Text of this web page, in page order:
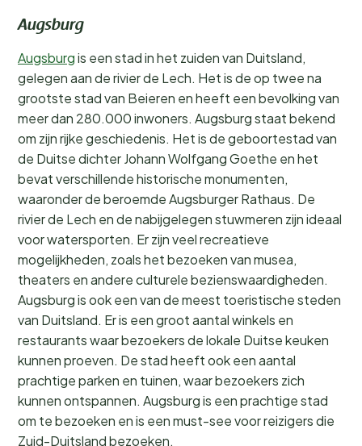
Augsburg
Augsburgis een stad in het zuiden van Duitsland,
gelegen aan de rivier de Lech. Het is de op twee na
grootste stad van Beieren en heeft een bevolking van
meer dan 280.000 inwoners. Augsburg staat bekend
om zijn rijke geschiedenis. Het is de geboortestad van
de Duitse dichter Johann Wolfgang Goethe en het
bevat verschillende historische monumenten,
waaronder de beroemde Augsburger Rathaus. De
rivier de Lech en de nabijgelegen stuwmeren zijn ideaal
voor watersporten. Er zijn veel recreatieve
mogelijkheden, zoals het bezoeken van musea,
theaters en andere culturele bezienswaardigheden.
Augsburg is ook een van de meest toeristische steden
van Duitsland. Er is een groot aantal winkels en
restaurants waar bezoekers de lokale Duitse keuken
kunnen proeven. De stad heeft ook een aantal
prachtige parken en tuinen, waar bezoekers zich
kunnen ontspannen. Augsburg is een prachtige stad
om te bezoeken en is een must-see voor reizigers die
Zuid-Duitsland bezoeken.